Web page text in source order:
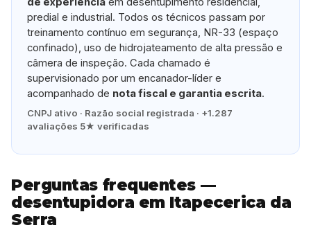
predial e industrial. Todos os técnicos passam por
treinamento contínuo em segurança, NR-33 (espaço
confinado), uso de hidrojateamento de alta pressão e
câmera de inspeção. Cada chamado é
supervisionado por um encanador-líder e
acompanhado de nota fiscal e garantia escrita.
CNPJ ativo · Razão social registrada · +1.287
avaliações 5★ verificadas
Perguntas frequentes —
desentupidora em Itapecerica da
Serra